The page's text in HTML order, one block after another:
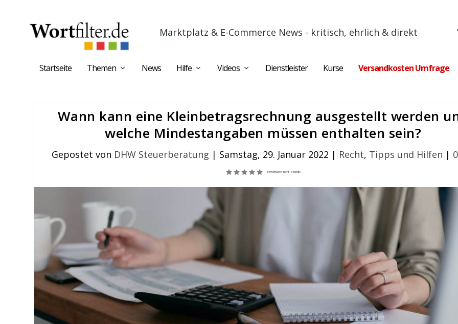
Marktplatz & E-Commerce News - kritisch, ehrlich & direkt
Startseite Themen News Hilfe Videos Dienstleister Kurse Versandkosten Umfrage
Wann kann eine Kleinbetragsrechnung ausgestellt werden
welche Mindestangaben müssen enthalten sein?
Gepostet von DHW Steuerberatung | Samstag, 29. Januar 2022 | Recht, Tipps und Hilfen |